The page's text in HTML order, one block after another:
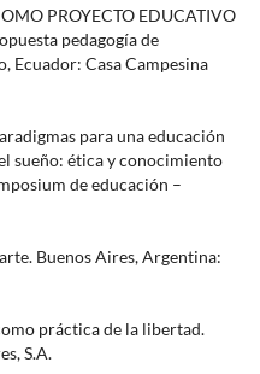
PROYECTO EDUCATIVO
pedagogía de
Ecuador: Casa Campesina
para una educación
sueño: ética y conocimiento
de educación –
Buenos Aires, Argentina:
práctica de la libertad.
S.A.